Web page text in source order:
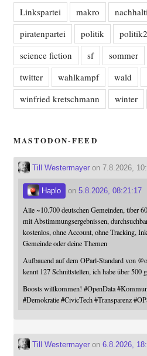
Linkspartei
makro
piratenpartei
politik
science fiction
sf sommer
twitter
wahlkampf wald
winfried kretschmann
winter
MASTODON-FEED
Till Westermayeron 7.8.2026,
Haplo on 5.8.2026, 08:21:17
Alle ~10.700 deutschen Gemeinden, über
mit Abstimmungsergebnissen,
kostenlos, ohne Account, ohne Tracking,
Gemeinde oder deine Themen
Aufbauend auf dem OParl-Standard von @
kennt 127 Schnittstellen, ich habe über 500
Boosts willkommen! #OpenData #
#Demokratie #CivicTech #Transparenz #
Till Westermayeron 6.8.2026,